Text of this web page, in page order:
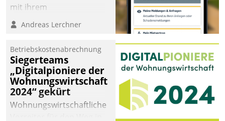
mit ihrem
Wohnungsunternehmen
kommunizieren, auf dem
einsehen und ändern
oder
Schadensmeldungen
abgeben – rund um die
Uhr.
Andreas Lerchner
Betriebskostenabrechnung
Siegerteams
„Digitalpioniere der
Wohnungswirtschaft
2024“ gekürt
Wohnungswirtschaftliche